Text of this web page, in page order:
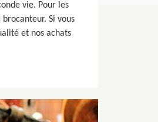
vie. Pour les
Si vous
et nos achats